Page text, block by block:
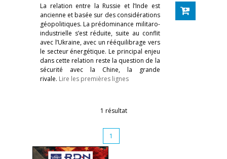
La relation entre la Russie et l’Inde est
ancienne et basée sur des considérations
géopolitiques. La prédominance militaro-
industrielle s’est réduite, suite au conflit
avec l’Ukraine, avec un rééquilibrage vers
le secteur énergétique. Le principal enjeu
dans cette relation reste la question de la
sécurité avec la Chine, la grande
rivale. Lire les premières lignes
1 résultat
1